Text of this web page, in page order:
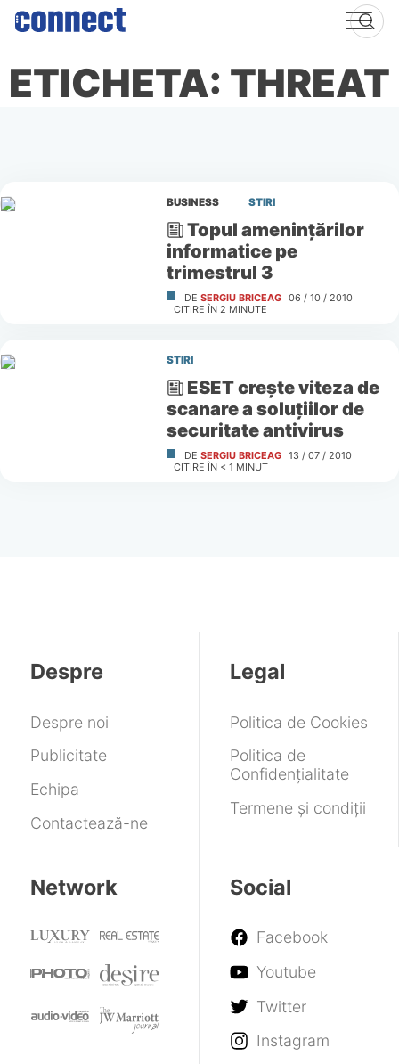
Skip
content
ETICHETA: THREAT
BUSINESS STIRI
Topul ameninţărilor
informatice pe
trimestrul 3
DE SERGIU BRICEAG 06 / 10 / 2010
CITIRE ÎN 2 MINUTE
STIRI
ESET creşte viteza de
scanare a soluţiilor de
securitate antivirus
DE SERGIU BRICEAG 13 / 07 / 2010
CITIRE ÎN < 1 MINUT
Despre
Despre noi
Publicitate
Echipa
Contactează-ne
Legal
Politica de Cookies
Politica de
Confidențialitate
Termene și condiții
Network Social
Facebook
Youtube
Twitter
Instagram